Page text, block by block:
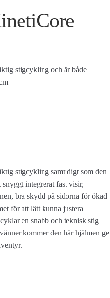
stigcykling och är både
stigcykling samtidigt som den
integrerat fast visir,
bra skydd på sidorna för ökad
för att lätt kunna justera
en snabb och teknisk stig
kommer den här hjälmen ge